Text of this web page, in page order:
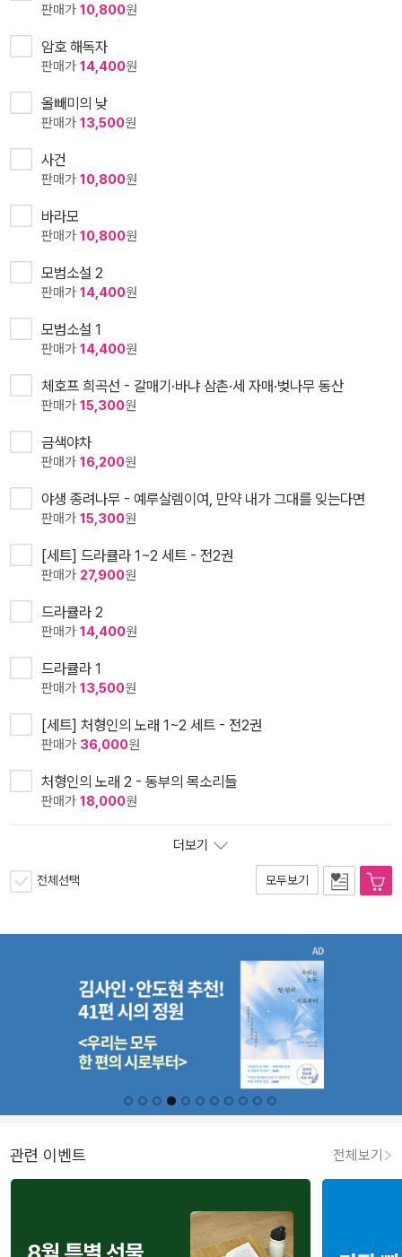
판매가 10,800원
암호 해독자
판매가 14,400원
올빼미의 낮
판매가 13,500원
사건
판매가 10,800원
바라모
판매가 10,800원
모범소설 2
판매가 14,400원
모범소설 1
판매가 14,400원
체호프 희곡선 - 갈매기·바냐 삼촌·세 자매·벚나무 동산
판매가 15,300원
금색야차
판매가 16,200원
야생 종려나무 - 예루살렘이여, 만약 내가 그대를 잊는다면
판매가 15,300원
[세트] 드라큘라 1~2 세트 - 전2권
판매가 27,900원
드라큘라 2
판매가 14,400원
드라큘라 1
판매가 13,500원
[세트] 처형인의 노래 1~2 세트 - 전2권
판매가 36,000원
처형인의 노래 2 - 동부의 목소리들
판매가 18,000원
더보기
전체선택 모두보기
관련 이벤트 전체보기